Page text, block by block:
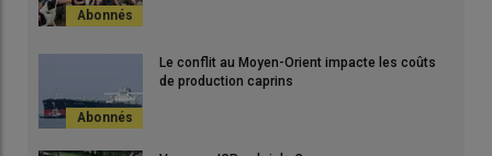
Le conflit au Moyen-Orient impacte les coûts
de production caprins